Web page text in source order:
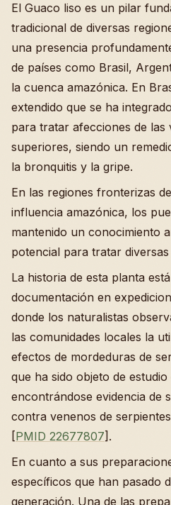
El Guaco liso es un pilar
tradicional de diversas
una presencia
de países como Brasil,
la cuenca amazónica. En
extendido que se ha
para tratar afecciones de las
superiores, siendo un
la bronquitis y la gripe.
En las regiones fronterizas
influencia amazónica, los
mantenido un conocimiento
potencial para tratar diversas
La historia de esta planta
documentación en
donde los naturalistas
las comunidades locales la
efectos de mordeduras de
que ha sido objeto de
encontrándose evidencia de
contra venenos de
[PMID 22677807].
En cuanto a sus
específicos que han pasado
generación. Una de las